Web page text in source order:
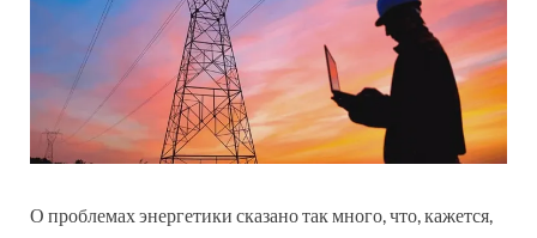
О проблемах энергетики сказано так много, что, кажется,